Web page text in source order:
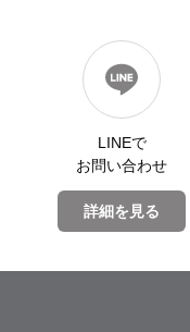
LINEで
お問い合わせ
詳細を見る